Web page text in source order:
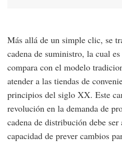
Más allá de un simple clic, se
cadena de suministro, la cual
compara con el modelo
atender a las tiendas de
principios del siglo XX. Este
revolución en la demanda de
cadena de distribución debe
capacidad de prever cambios